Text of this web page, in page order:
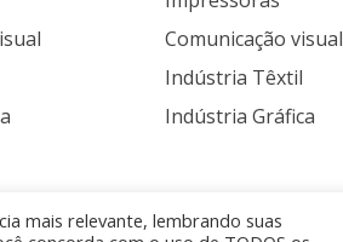
Comunicação visual
Indústria Têxtil
Indústria Gráfica
mais relevante, lembrando suas